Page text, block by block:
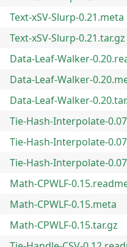
Text-xSV-Slurp-0.21.meta
Text-xSV-Slurp-0.21.tar.gz
Data-Leaf-Walker-
Data-Leaf-Walker-
Data-Leaf-Walker-
Tie-Hash-Interpolate-
Tie-Hash-Interpolate-
Tie-Hash-Interpolate-
Math-CPWLF-
Math-CPWLF-0.15.meta
Math-CPWLF-0.15.tar.gz